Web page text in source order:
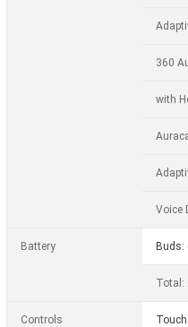
360
with
Voice
Battery Buds:
Total:
Controls Touch